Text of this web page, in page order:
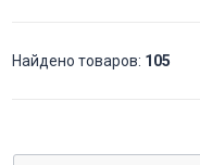
Найдено товаров: 105